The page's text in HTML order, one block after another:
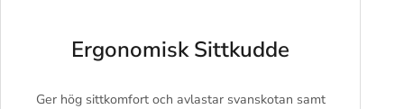
Ergonomisk Sittkudde
Ger hög sittkomfort och avlastar svanskotan samt